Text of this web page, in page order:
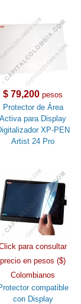
$ 79,200 pesos
Protector de Área
Activa para Display
XP-PEN
Artist 24 Pro
para consultar
precio en pesos ($)
Colombianos
compatible
con Display